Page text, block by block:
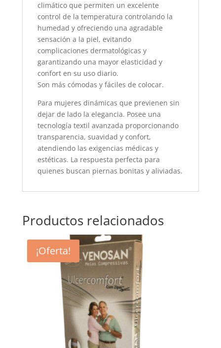
climático que permiten un excelente
control de la temperatura controlando la
humedad y ofreciendo una agradable
sensación a la piel, evitando
complicaciones dermatológicas y
garantizando una mayor elasticidad y
confort en su uso diario.
Son más cómodas y fáciles de colocar.
Para mujeres dinámicas que previenen sin
dejar de lado la elegancia. Posee una
tecnología textil avanzada proporcionando
transparencia, suavidad y confort,
atendiendo las exigencias médicas y
estéticas. La respuesta perfecta para
quienes buscan piernas bonitas y aliviadas.
Productos relacionados
¡Oferta!